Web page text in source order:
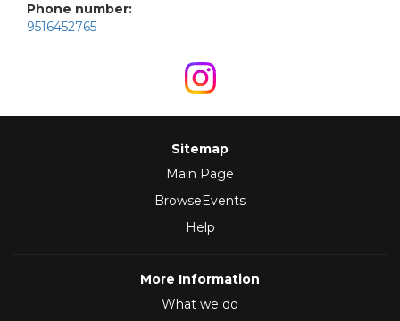
Phone number:
9516452765
Sitemap
Main Page
BrowseEvents
Help
More Information
What we do